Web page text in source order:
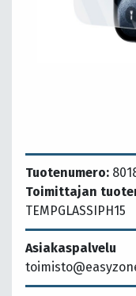
Tuotenumero:
Toimittajan
TEMPGLASSIPH15
Asiakaspalvelu